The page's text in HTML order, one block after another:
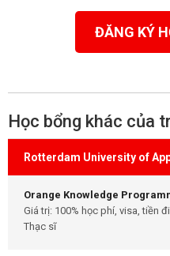
ĐĂNG KÝ
Học bổng khác của
Rotterdam University of
Orange Knowledge
Giá trị: 100% học phí, visa, tiền
Thạc sĩ